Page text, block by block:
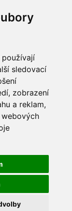
sledovací
zobrazení
a reklam,
s.r.o.
požadavků
funkcionalit
na
a podpoře
Vytvoření
riziko
|